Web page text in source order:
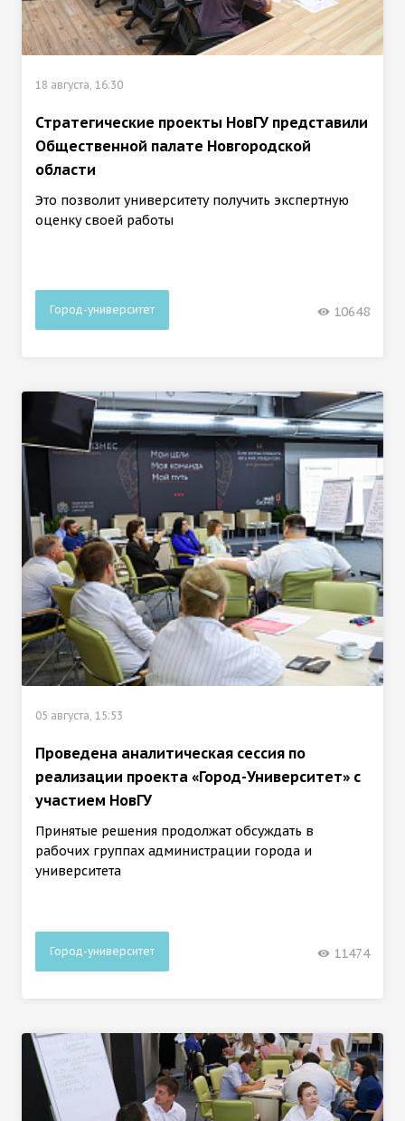
18 августа, 16:30
Стратегические проекты НовГУ представили
Общественной палате Новгородской
области
Это позволит университету получить экспертную
оценку своей работы
Город-университет 10648
05 августа, 15:53
Проведена аналитическая сессия по
реализации проекта «Город-Университет» с
участием НовГУ
Принятые решения продолжат обсуждать в
рабочих группах администрации города и
университета
Город-университет 11474